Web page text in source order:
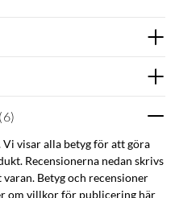
och har genomgått en
Det ger en balans
en friskare gräsmatta.
sten eller annat hårt
(6)
visar alla betyg för att göra
Recensionerna nedan skrivs
Betyg och recensioner
om villkor för publicering här